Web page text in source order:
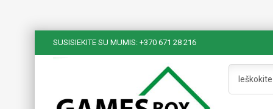
SUSISIEKITE SU MUMIS: +370 671 28 216